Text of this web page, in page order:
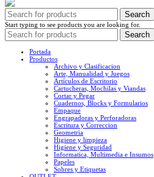
Search
Start typing to see products you are looking for.
Search
Portada
Productos
Archivo y Clasificacion
Arte, Manualidad y Juegos
Artículos de Escritorio
Cartucheras, Mochilas y Viandas
Cortar y Pegar
Cuadernos, Blocks y Formularios
Empaque
Engrapadoras y Perforadoras
Escritura y Correccion
Geometria
Higiene y limpieza
Higiene y Seguridad
Informatica, Multimedia e Insumos
Papeles
Sobres y Etiquetas